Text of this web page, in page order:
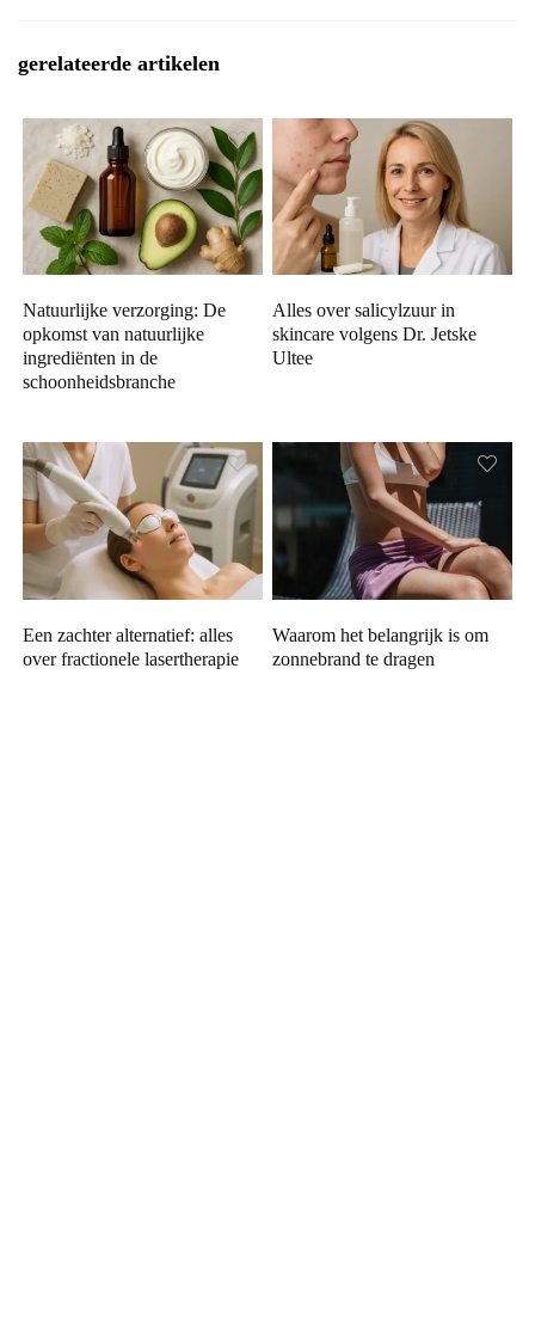
gerelateerde artikelen
Natuurlijke verzorging: De
opkomst van natuurlijke
ingrediënten in de
schoonheidsbranche
Alles over salicylzuur in
skincare volgens Dr. Jetske
Ultee
Een zachter alternatief: alles
over fractionele lasertherapie
Waarom het belangrijk is om
zonnebrand te dragen